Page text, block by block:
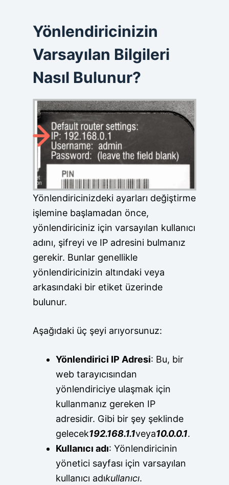
Yönlendiricinizin
Varsayılan Bilgileri
Nasıl Bulunur?
Yönlendiricinizdeki ayarları değiştirme
işlemine başlamadan önce,
yönlendiriciniz için varsayılan kullanıcı
adını, şifreyi ve IP adresini bulmanız
gerekir. Bunlar genellikle
yönlendiricinizin altındaki veya
arkasındaki bir etiket üzerinde
bulunur.
Aşağıdaki üç şeyi arıyorsunuz:
Yönlendirici IP Adresi: Bu, bir
web tarayıcısından
yönlendiriciye ulaşmak için
kullanmanız gereken IP
adresidir. Gibi bir şey şeklinde
gelecek192.168.1.1veya10.0.0.1.
Kullanıcı adı: Yönlendiricinin
yönetici sayfası için varsayılan
kullanıcı adıkullanıcı.